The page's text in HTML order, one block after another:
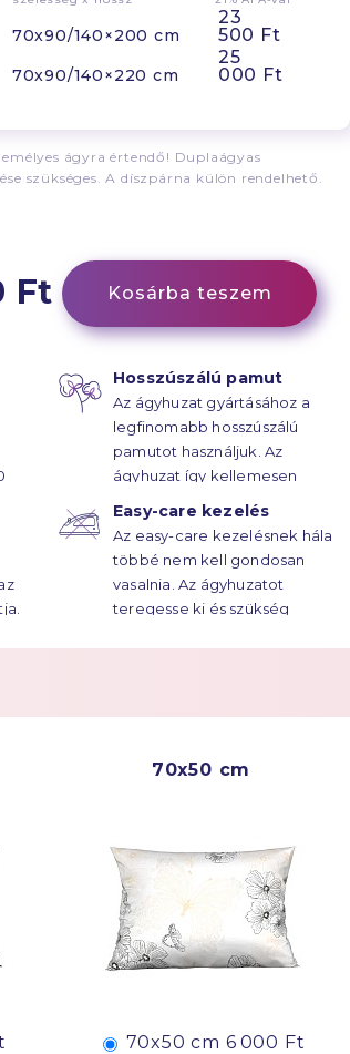
70x90/140×200 cm
23
500 Ft
70x90/140×220 cm
25
000 Ft
ágyra értendő! Duplaágyas
szükséges. A díszpárna külön rendelhető.
Ft Kosárba teszem
Hosszúszálú pamut
Az ágyhuzat gyártásához a
legfinomabb hosszúszálú
pamutot használjuk. Az
ágyhuzat így kellemesen
Easy-care kezelés
Az easy-care kezelésnek hála
többé nem kell gondosan
vasalnia. Az ágyhuzatot
teregesse ki és szükség
70x50 cm
70x50 cm 6 000 Ft